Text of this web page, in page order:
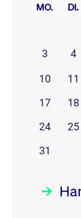
MO. DI.
3
4
10 11
17
18
24
25
31